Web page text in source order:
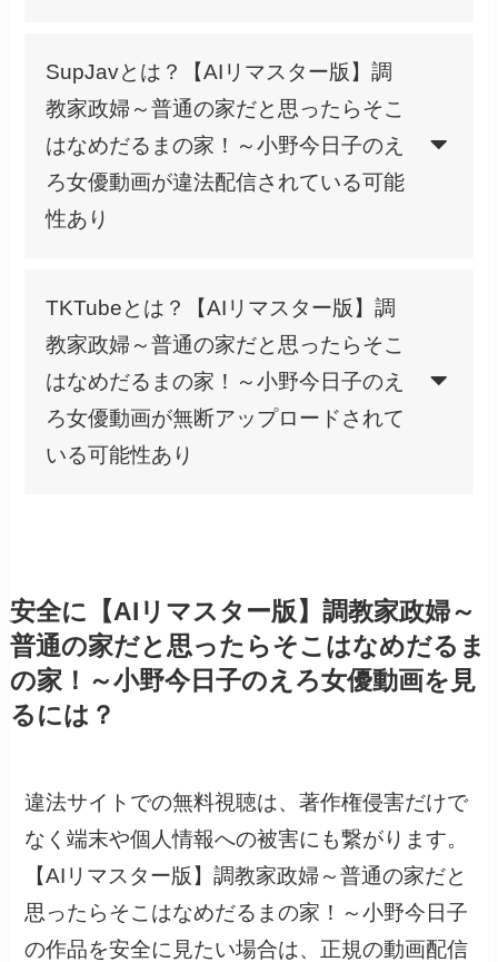
SupJavとは？【AIリマスター版】調
教家政婦～普通の家だと思ったらそこ
はなめだるまの家！～小野今日子のえ
ろ女優動画が違法配信されている可能
性あり
TKTubeとは？【AIリマスター版】調
教家政婦～普通の家だと思ったらそこ
はなめだるまの家！～小野今日子のえ
ろ女優動画が無断アップロードされて
いる可能性あり
安全に【AIリマスター版】調教家政婦～
普通の家だと思ったらそこはなめだるま
の家！～小野今日子のえろ女優動画を見
るには？
違法サイトでの無料視聴は、著作権侵害だけで
なく端末や個人情報への被害にも繋がります。
【AIリマスター版】調教家政婦～普通の家だと
思ったらそこはなめだるまの家！～小野今日子
の作品を安全に見たい場合は、正規の動画配信